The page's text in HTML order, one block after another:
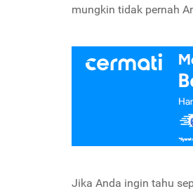
mungkin tidak pernah
Jika Anda ingin tahu